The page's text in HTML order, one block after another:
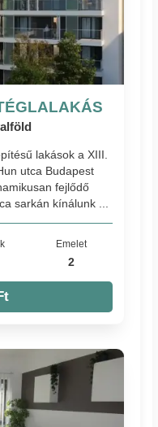
lakások a XIII.
utca Budapest
fejlődő
sarkán kínálunk ...
Emelet
2